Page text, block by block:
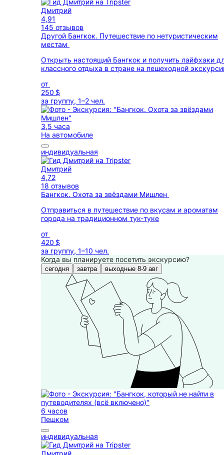
Дмитрий
4,91
145 отзывов
Другой Бангкок. Путешествие по нетуристическим
местам
Открыть настоящий Бангкок и получить лайфхаки
классного отдыха в стране на пешеходной
от
250 $
за группу, 1–2 чел.
3,5 часа
На автомобиле
индивидуальная
Дмитрий
4,72
18 отзывов
Бангкок. Охота за звёздами Мишлен
Отправиться в путешествие по вкусам и ароматам
города на традиционном тук-туке
от
420 $
за группу, 1–10 чел.
Когда вы планируете посетить экскурсию?
сегодня завтра выходные 8-9 авг
6 часов
Пешком
индивидуальная
Дмитрий